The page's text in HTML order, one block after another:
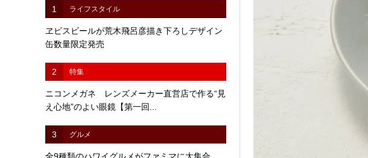
1 ライフスタイル
ヱビスビールが荒木飛呂彦描き下ろしデザイン
缶数量限定発売
2 特集
ニコンメガネ レンズメーカー直営店で作る“見
え心地”のよい眼鏡【第一回...
3 グルメ